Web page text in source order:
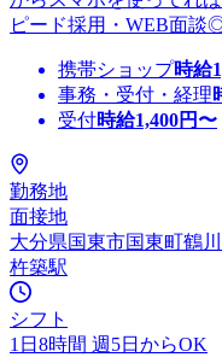
ピード採用・WEB面談
携帯ショップ時給
事務・受付・経理
受付時給1,400円〜
勤務地
面接地
大分県国東市国東町鶴川
杵築駅
シフト
1日8時間 週5日からOK